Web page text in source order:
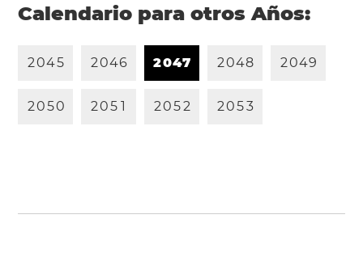
Calendario para otros Años:
2045 2046 2047 2048 2049
2050 205 1 2052 2053